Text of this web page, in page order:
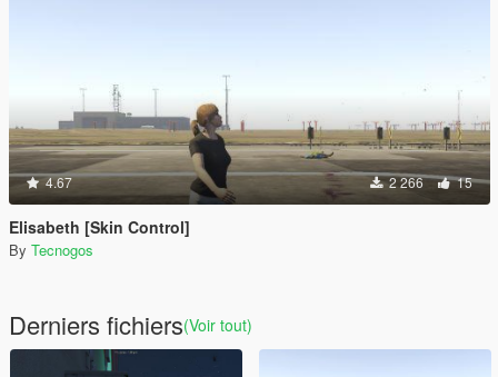
4.67 2 266 15
Elisabeth [Skin Control]
By Tecnogos
Derniers fichiers(Voir tout)